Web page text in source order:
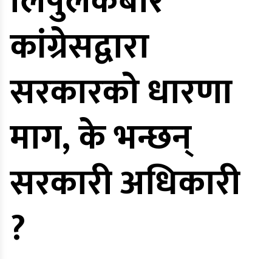
कांग्रेसद्वारा
सरकारको धारणा
माग, के भन्छन्
सरकारी अधिकारी
?